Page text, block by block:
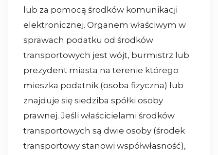
lub za pomocą środków komunikacji
elektronicznej. Organem właściwym w
sprawach podatku od środków
transportowych jest wójt, burmistrz lub
prezydent miasta na terenie którego
mieszka podatnik (osoba fizyczna) lub
znajduje się siedziba spółki osoby
prawnej. Jeśli właścicielami środków
transportowych są dwie osoby (środek
transportowy stanowi współwłasność),